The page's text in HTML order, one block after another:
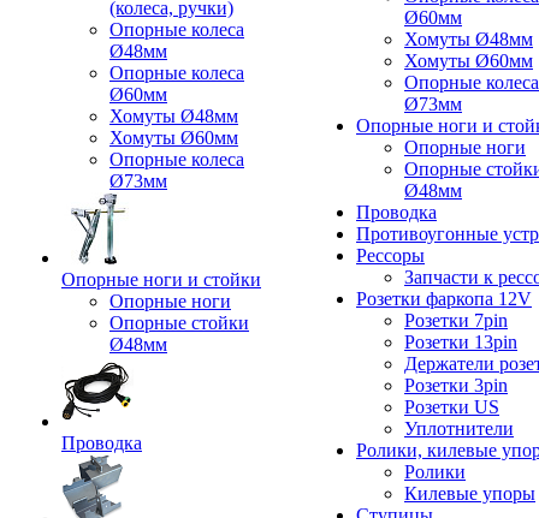
(колеса, ручки)
Опорные колеса
Ø48мм
Опорные колеса
Ø60мм
Хомуты Ø48мм
Хомуты Ø60мм
Опорные колеса
Ø73мм
Опорные ноги и стойки
Опорные ноги
Опорные стойки
Ø48мм
Проводка
Ø60мм
Хомуты Ø48мм
Хомуты Ø60мм
Опорные колеса
Ø73мм
Опорные ноги и
Опорные ноги
Опорные
Ø48мм
Проводка
Противоугонные
Рессоры
Запчасти к
Розетки фаркопа 12V
Розетки 7pin
Розетки 13pin
Держатели
Розетки 3pin
Розетки US
Уплотнители
Ролики, килевые
Ролики
Килевые упоры